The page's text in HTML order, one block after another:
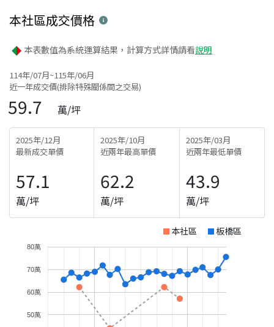
本社區成交價格
本表數值為系統運算結果，計算方式詳情請看說明
114年/07月~115年/06月
近一年成交價(排除特殊關係間之交易)
59.7 萬/坪
2025年/12月
最新成交單價
57.1
萬/坪
2025年/10月
近兩年最高單價
62.2
萬/坪
2025年/03月
近兩年最低單價
43.9
萬/坪
本社區 板橋區
50萬
60萬
70萬
80萬